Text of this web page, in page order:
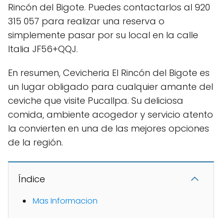
Rincón del Bigote. Puedes contactarlos al 920
315 057 para realizar una reserva o
simplemente pasar por su local en la calle
Italia JF56+QQJ.
En resumen, Cevicheria El Rincón del Bigote es
un lugar obligado para cualquier amante del
ceviche que visite Pucallpa. Su deliciosa
comida, ambiente acogedor y servicio atento
la convierten en una de las mejores opciones
de la región.
Índice
Mas Informacion